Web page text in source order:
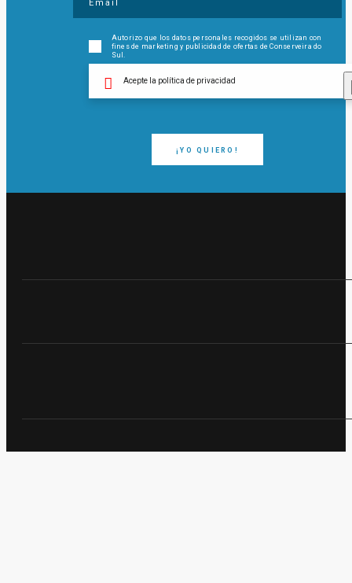
¡YO QUIERO!
Autorizo ​​que los datos personales recogidos se utilizan con
fines de marketing y publicidad de ofertas de Conserveira do
Sul.
Acepte la política de privacidad